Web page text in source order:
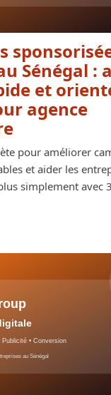
Sénégal :
et
agence
pour améliorer
et aider les
simplement avec